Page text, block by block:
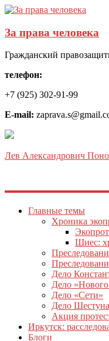
За права человека
Гражданский
телефон:
+7 (925) 302-91-99
E-mail:
Лев Александрович
Главные темы
Хроника
Шиес:
Дело
Дело
Дело «Сети»
Дело Шестуна
Акция
Иркутск:
Блоги